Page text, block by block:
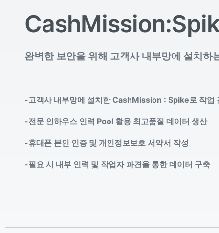
완벽한 보안을 위해 고객사 내부망에 설치
-고객사 내부망에 설치한 CashMission : Spike로 작업
-전문 인하우스 인력 Pool 활용 최고품질 데이터 생산
-휴대폰 본인 인증 및 개인정보보호 서약서 작성
-필요 시 내부 인력 및 작업자 파견을 통한 데이터 구축